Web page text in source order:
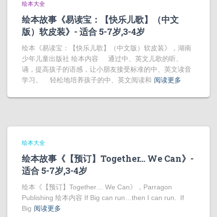
绘本大全
绘本故事《易读宝：【快乐儿歌】（中文
版）软皮装》- 适合 5-7岁,3-4岁
绘本《易读宝：【快乐儿歌】（中文版）软皮装》，湖南
少年儿童出版社 绘本内容 通过中、英文儿歌的听、
诵，提高孩子的语感，让小朋友接受标准的中、英文读音
学习。 轻松地培养孩子的中、英文阅读和 阅读更多
绘本大全
绘本故事《【预订】Together… We Can》-
适合 5-7岁,3-4岁
绘本《【预订】Together… We Can》，Parragon
Publishing 绘本内容 If Big can run…then I can run. If
Big 阅读更多